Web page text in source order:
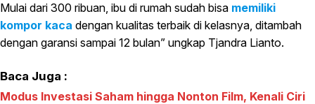
Mulai dari 300 ribuan, ibu di rumah sudah bisa memiliki
kompor kaca dengan kualitas terbaik di kelasnya, ditambah
dengan garansi sampai 12 bulan” ungkap Tjandra Lianto.
Baca Juga :
Modus Investasi Saham hingga Nonton Film, Kenali Ciri